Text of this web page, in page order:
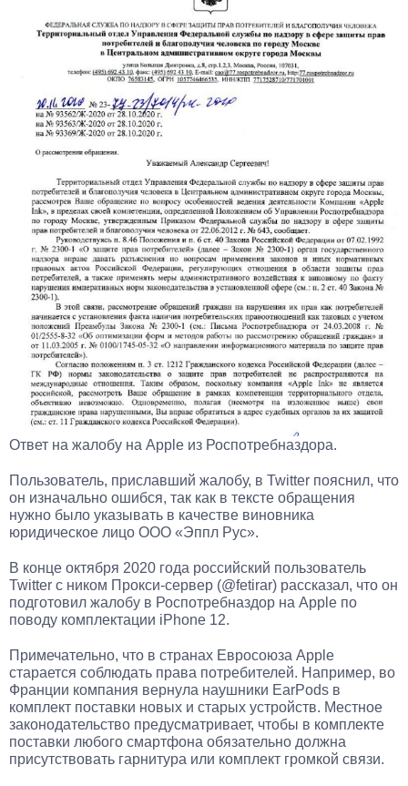
Ответ на жалобу на Apple из Роспотребназдора.
Пользователь, приславший жалобу, в Twitter пояснил, что
он изначально ошибся, так как в тексте обращения
нужно было указывать в качестве виновника
юридическое лицо ООО «Эппл Рус».
В конце октября 2020 года российский пользователь
Twitter с ником Прокси-сервер (@fetirar) рассказал, что он
подготовил жалобу в Роспотребназдор на Apple по
поводу комплектации iPhone 12.
Примечательно, что в странах Евросоюза Apple
старается соблюдать права потребителей. Например, во
Франции компания вернула наушники EarPods в
комплект поставки новых и старых устройств. Местное
законодательство предусматривает, чтобы в комплекте
поставки любого смартфона обязательно должна
присутствовать гарнитура или комплект громкой связи.